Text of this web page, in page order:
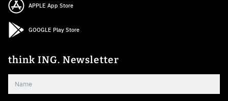
APPLE App Store
GOOGLE Play Store
think ING. Newsletter